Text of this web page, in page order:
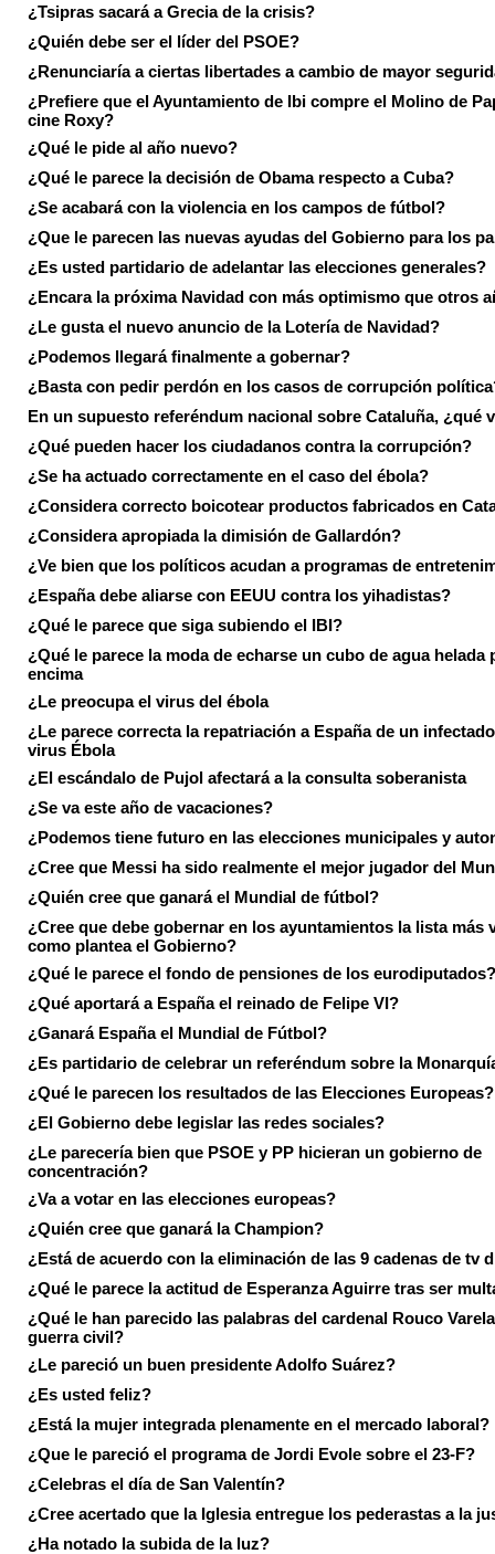
¿Tsipras sacará a Grecia de la crisis?
¿Quién debe ser el líder del PSOE?
¿Renunciaría a ciertas libertades a cambio de mayor
¿Prefiere que el Ayuntamiento de Ibi compre el Molino de
cine Roxy?
¿Qué le pide al año nuevo?
¿Qué le parece la decisión de Obama respecto a Cuba?
¿Se acabará con la violencia en los campos de fútbol?
¿Que le parecen las nuevas ayudas del Gobierno para los
¿Es usted partidario de adelantar las elecciones generales?
¿Encara la próxima Navidad con más optimismo que otros
¿Le gusta el nuevo anuncio de la Lotería de Navidad?
¿Podemos llegará finalmente a gobernar?
¿Basta con pedir perdón en los casos de corrupción
En un supuesto referéndum nacional sobre Cataluña, ¿qué
¿Qué pueden hacer los ciudadanos contra la corrupción?
¿Se ha actuado correctamente en el caso del ébola?
¿Considera correcto boicotear productos fabricados en
¿Considera apropiada la dimisión de Gallardón?
¿Ve bien que los políticos acudan a programas de
¿España debe aliarse con EEUU contra los yihadistas?
¿Qué le parece que siga subiendo el IBI?
¿Qué le parece la moda de echarse un cubo de agua helada
encima
¿Le preocupa el virus del ébola
¿Le parece correcta la repatriación a España de un
virus Ébola
¿El escándalo de Pujol afectará a la consulta soberanista
¿Se va este año de vacaciones?
¿Podemos tiene futuro en las elecciones municipales y
¿Cree que Messi ha sido realmente el mejor jugador del
¿Quién cree que ganará el Mundial de fútbol?
¿Cree que debe gobernar en los ayuntamientos la lista más
como plantea el Gobierno?
¿Qué le parece el fondo de pensiones de los eurodiputados?
¿Qué aportará a España el reinado de Felipe VI?
¿Ganará España el Mundial de Fútbol?
¿Es partidario de celebrar un referéndum sobre la
¿Qué le parecen los resultados de las Elecciones Europeas?
¿El Gobierno debe legislar las redes sociales?
¿Le parecería bien que PSOE y PP hicieran un gobierno de
concentración?
¿Va a votar en las elecciones europeas?
¿Quién cree que ganará la Champion?
¿Está de acuerdo con la eliminación de las 9 cadenas de tv
¿Qué le parece la actitud de Esperanza Aguirre tras ser
¿Qué le han parecido las palabras del cardenal Rouco
guerra civil?
¿Le pareció un buen presidente Adolfo Suárez?
¿Es usted feliz?
¿Está la mujer integrada plenamente en el mercado laboral?
¿Que le pareció el programa de Jordi Evole sobre el 23-F?
¿Celebras el día de San Valentín?
¿Cree acertado que la Iglesia entregue los pederastas a la
¿Ha notado la subida de la luz?